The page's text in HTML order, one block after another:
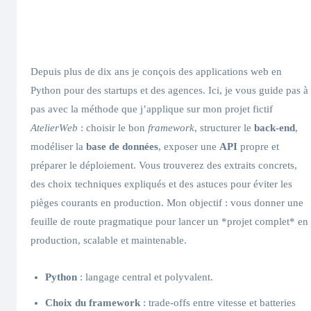
Depuis plus de dix ans je conçois des applications web en
Python pour des startups et des agences. Ici, je vous guide pas à
pas avec la méthode que j’applique sur mon projet fictif
AtelierWeb : choisir le bon framework, structurer le back-end,
modéliser la base de données, exposer une API propre et
préparer le déploiement. Vous trouverez des extraits concrets,
des choix techniques expliqués et des astuces pour éviter les
pièges courants en production. Mon objectif : vous donner une
feuille de route pragmatique pour lancer un *projet complet* en
production, scalable et maintenable.
Python : langage central et polyvalent.
Choix du framework : trade-offs entre vitesse et batteries